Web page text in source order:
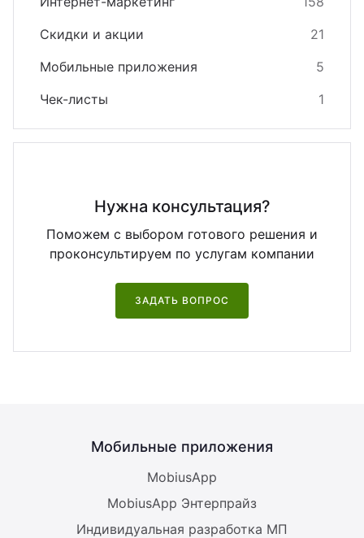
Скидки и акции
21
Мобильные приложения
5
Чек-листы
1
Нужна консультация?
Поможем с выбором готового решения и
проконсультируем по услугам компании
ЗАДАТЬ ВОПРОС
Мобильные приложения
MobiusApp
MobiusApp Энтерпрайз
Индивидуальная разработка МП